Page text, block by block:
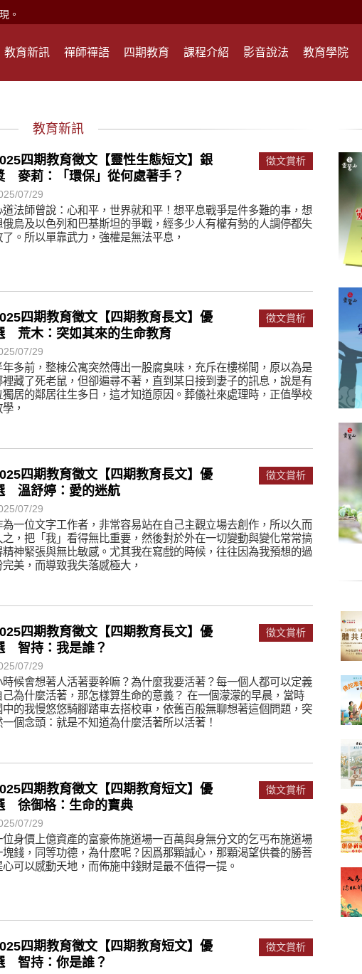
。
在？
，讓生命更寬廣。
沉澱，才能傾聽。
。
、無盡的智慧、無盡的接引。
，讓生命更寬廣。
業；正面積極樂觀，就是生活禪。
沉澱，才能傾聽。
教育新訊 禪師禪語 四期教育 課程介紹 影音說法 教育學院
教育新訊
四期教育徵文【靈性生態短文】銀
麥莉：「環保」從何處著手？
07/29
道法師曾說：心和平，世界就和平！想平息戰爭是件多難的事，想
俄烏及以色列和巴基斯坦的爭戰，經多少人有權有勢的人調停都失
了。所以單靠武力，強權是無法平息，
徵文賞析
四期教育徵文【四期教育長文】優
荒木：突如其來的生命教育
07/29
年多前，整棟公寓突然傳出一股腐臭味，充斥在樓梯間，原以為是
裡藏了死老鼠，但卻遍尋不著，直到某日接到妻子的訊息，說是有
獨居的鄰居往生多日，這才知道原因。葬儀社來處理時，正值學校
，
徵文賞析
四期教育徵文【四期教育長文】優
溫舒婷：愛的迷航
07/29
為一位文字工作者，非常容易站在自己主觀立場去創作，所以久而
之，把「我」看得無比重要，然後對於外在一切變動與變化常常搞
精神緊張與無比敏感。尤其我在寫戲的時候，往往因為我預想的過
完美，而導致我失落感極大，
徵文賞析
四期教育徵文【四期教育長文】優
智持：我是誰？
07/29
時候會想著人活著要幹嘛？為什麼我要活著？每一個人都可以定義
己為什麼活著，那怎樣算生命的意義？ 在一個濛濛的早晨，當時
中的我慢悠悠騎腳踏車去搭校車，依舊百般無聊想著這個問題，突
一個念頭：就是不知道為什麼活著所以活著！
徵文賞析
四期教育徵文【四期教育短文】優
徐御格：生命的寶典
07/29
位身價上億資產的富豪佈施道場一百萬與身無分文的乞丐布施道場
塊錢，同等功德，為什麽呢？因爲那顆誠心，那顆渴望供養的勝菩
心可以感動天地，而佈施中錢財是最不值得一提。
徵文賞析
四期教育徵文【四期教育短文】優
智持：你是誰？
徵文賞析